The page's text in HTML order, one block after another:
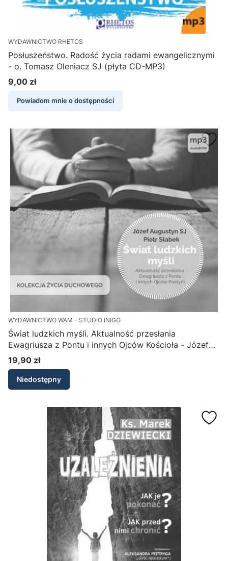
WYDAWNICTWO RHETOS
Posłuszeństwo. Radość życia radami ewangelicznymi
- o. Tomasz Oleniacz SJ (płyta CD-MP3)
Cena
9,00 zł
Powiadom mnie o dostępności
WYDAWNICTWO WAM - STUDIO INIGO
Świat ludzkich myśli. Aktualność przesłania
Ewagriusza z Pontu i innych Ojców Kościoła - Józef
Augustyn SJ, Piotr Słabek
Cena
19,90 zł
Niedostępny